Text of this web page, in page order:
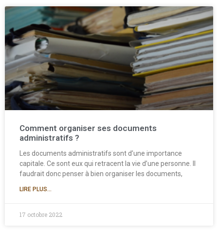
Comment organiser ses documents
administratifs ?
Les documents administratifs sont d’une importance
capitale. Ce sont eux qui retracent la vie d’une personne. Il
faudrait donc penser à bien organiser les documents,
LIRE PLUS...
17 octobre 2022